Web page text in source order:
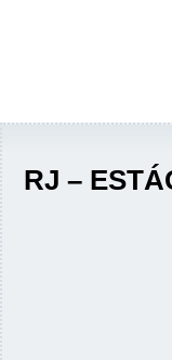
RJ –